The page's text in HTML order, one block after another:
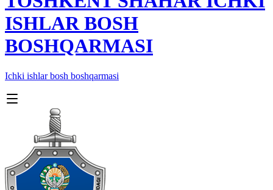
ISHLAR BOSH
BOSHQARMASI
Ichki ishlar bosh boshqarmasi